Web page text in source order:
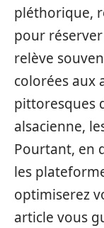
pléthorique,
pour
relève
colorées aux
pittoresques
alsacienne,
Pourtant, en
les
optimiserez
article vous